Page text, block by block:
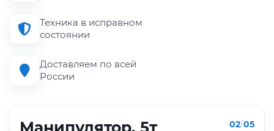
Техника в исправном
состоянии
Доставляем по всей
России
02/05